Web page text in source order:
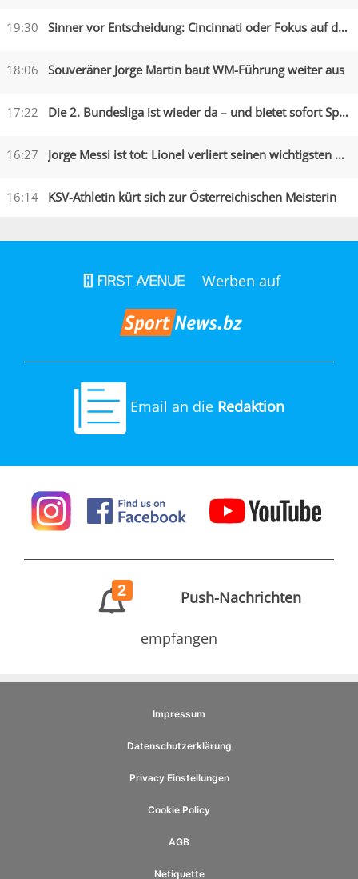
19:30 Sinner vor Entscheidung: Cincinnati oder Fokus auf die US Open?
18:06 Souveräner Jorge Martin baut WM-Führung weiter aus
17:22 Die 2. Bundesliga ist wieder da – und bietet sofort Spektakel
16:27 Jorge Messi ist tot: Lionel verliert seinen wichtigsten Begleiter
16:14 KSV-Athletin kürt sich zur Österreichischen Meisterin
Werben auf
Email an die Redaktion
2 Push-Nachrichten
empfangen
Impressum
Datenschutzerklärung
Privacy Einstellungen
Cookie Policy
AGB
Netiquette